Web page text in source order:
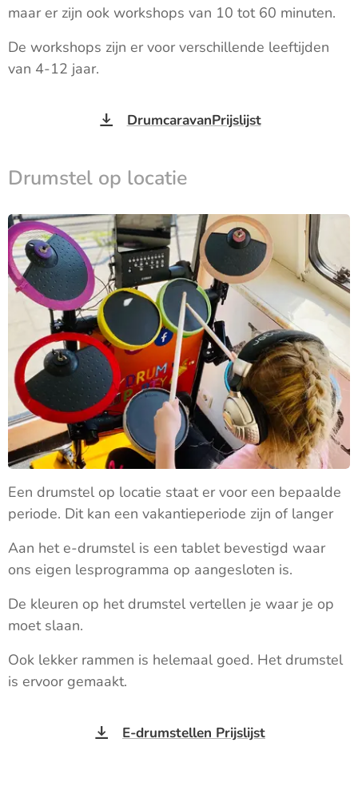
maar er zijn ook workshops van 10 tot 60 minuten.
De workshops zijn er voor verschillende leeftijden
van 4-12 jaar.
DrumcaravanPrijslijst
Drumstel op locatie
Een drumstel op locatie staat er voor een bepaalde
periode. Dit kan een vakantieperiode zijn of langer
Aan het e-drumstel is een tablet bevestigd waar
ons eigen lesprogramma op aangesloten is.
De kleuren op het drumstel vertellen je waar je op
moet slaan.
Ook lekker rammen is helemaal goed. Het drumstel
is ervoor gemaakt.
E-drumstellen Prijslijst